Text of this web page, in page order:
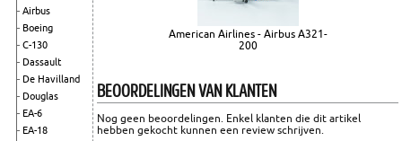
Airbus
Boeing
C-130
Dassault
De Havilland
Douglas
EA-6
EA-18
American Airlines - Airbus A321-
200
BEOORDELINGEN VAN KLANTEN
Nog geen beoordelingen. Enkel klanten die dit artikel
hebben gekocht kunnen een review schrijven.